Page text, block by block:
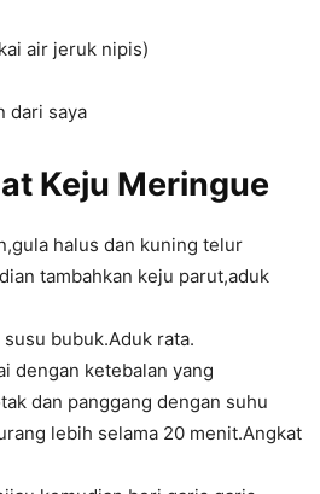
air jeruk nipis)
dari saya
Keju Meringue
halus dan kuning telur
tambahkan keju parut,aduk
bubuk.Aduk rata.
dengan ketebalan yang
dan panggang dengan suhu
lebih selama 20 menit.Angkat